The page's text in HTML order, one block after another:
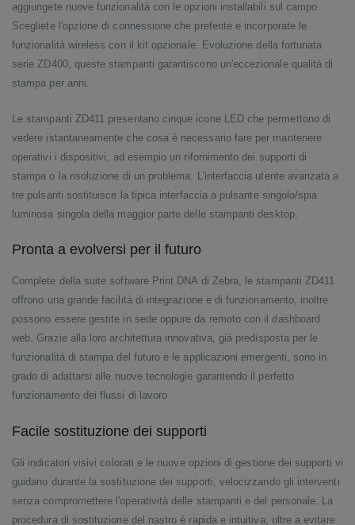
aggiungete nuove funzionalità con le opzioni installabili sul campo.
Scegliete l'opzione di connessione che preferite e incorporate le
funzionalità wireless con il kit opzionale. Evoluzione della fortunata
serie ZD400, queste stampanti garantiscono un'eccezionale qualità di
stampa per anni.
Le stampanti ZD411 presentano cinque icone LED che permettono di
vedere istantaneamente che cosa è necessario fare per mantenere
operativi i dispositivi, ad esempio un rifornimento dei supporti di
stampa o la risoluzione di un problema. L'interfaccia utente avanzata a
tre pulsanti sostituisce la tipica interfaccia a pulsante singolo/spia
luminosa singola della maggior parte delle stampanti desktop.
Pronta a evolversi per il futuro
Complete della suite software Print DNA di Zebra, le stampanti ZD411
offrono una grande facilità di integrazione e di funzionamento, inoltre
possono essere gestite in sede oppure da remoto con il dashboard
web. Grazie alla loro architettura innovativa, già predisposta per le
funzionalità di stampa del futuro e le applicazioni emergenti, sono in
grado di adattarsi alle nuove tecnologie garantendo il perfetto
funzionamento dei flussi di lavoro
Facile sostituzione dei supporti
Gli indicatori visivi colorati e le nuove opzioni di gestione dei supporti vi
guidano durante la sostituzione dei supporti, velocizzando gli interventi
senza compromettere l'operatività delle stampanti e del personale. La
procedura di sostituzione del nastro è rapida e intuitiva; oltre a evitare